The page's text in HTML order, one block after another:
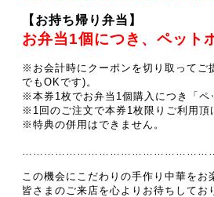
【お持ち帰り弁当】
お弁当1個につき、ペット
※お会計時にクーポンを切り取ってご
でもOKです)。
※本券1枚でお弁当1個購入につき「ペ
※1回のご注文で本券1枚限りご利用頂
※特典の併用はできません。
この機会にこだわりの手作り中華を お
皆さまのご来店を心よりお待ちしてお